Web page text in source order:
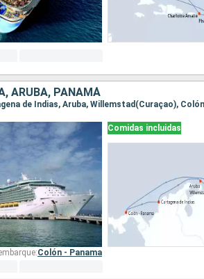
ARUBA, PANAMÁ
de Indias, Aruba, Willemstad(Curaçao),
Comidas incluidas
Colón - Panama